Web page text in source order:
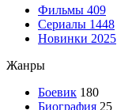
Фильмы 409
Сериалы 1448
Новинки 2025
Жанры
Боевик 180
Биография 25